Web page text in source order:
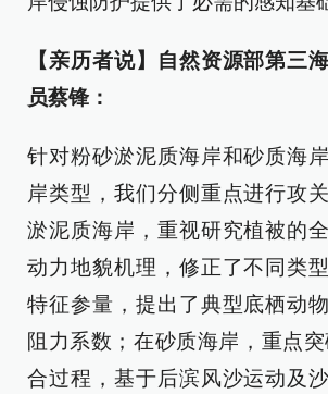
【亲历者说】自然资源部第三
员蔡锋：
针对粉砂淤泥质海岸和砂质海
岸类型，我们分侧重点进行攻
淤泥质海岸，重视研究植被的
动力地貌机理，修正了不同类
特征参量，提出了典型底栖动
阻力系数；在砂质海岸，重点
合过程，基于后滨风沙运动及